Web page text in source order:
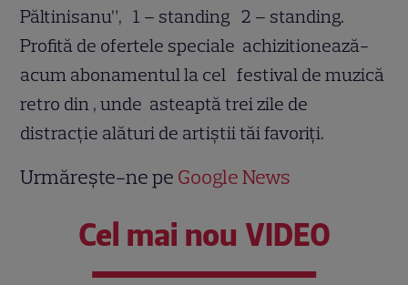
Păltinisanu”, 1 – standing 2 – standing.
Profită de ofertele speciale achizitionează-
acum abonamentul la cel festival de muzică
retro din , unde asteaptă trei zile de
distracție alături de artiștii tăi favoriți.
Urmărește-ne pe Google News
Cel mai nou VIDEO